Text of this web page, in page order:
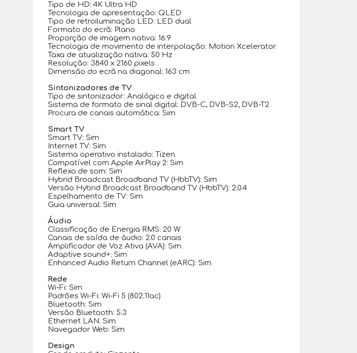
Tipo de HD: 4K Ultra HD
Tecnologia de apresentação: QLED
Tipo de retroiluminação LED: LED dual
Formato do ecrã: Plano
Proporção de imagem nativa: 16:9
Tecnologia de movimento de interpolação: Motion Xcelerator
Taxa de atualização nativa: 50 Hz
Resolução: 3840 x 2160 pixels
Dimensão do ecrã na diagonal: 163 cm
Sintonizadores de TV
Tipo de sintonizador: Analógico e digital
Sistema de formato de sinal digital: DVB-C, DVB-S2, DVB-T2
Procura de canais automática: Sim
Smart TV
Smart TV: Sim
Internet TV: Sim
Sistema operativo instalado: Tizen
Compatível com Apple AirPlay 2: Sim
Reflexo de som: Sim
Hybrid Broadcast Broadband TV (HbbTV): Sim
Versão Hybrid Broadcast Broadband TV (HbbTV): 2.0.4
Espelhamento de TV: Sim
Guia universal: Sim
Áudio
Classificação de Energia RMS: 20 W
Canais de saída de áudio: 2.0 canais
Amplificador de Voz Ativa (AVA): Sim
Adaptive sound+: Sim
Enhanced Audio Return Channel (eARC): Sim
Rede
Wi-Fi: Sim
Padrões Wi-Fi: Wi-Fi 5 (802.11ac)
Bluetooth: Sim
Versão Bluetooth: 5.3
Ethernet LAN: Sim
Navegador Web: Sim
Design